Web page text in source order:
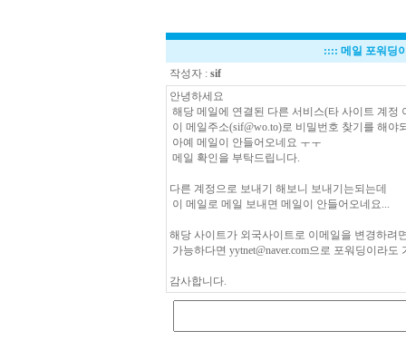
:::: 메일 포워딩
작성자 : sif
안녕하세요
해당 메일에 연결된 다른 서비스(타 사이트 계정
이 메일주소(sif@wo.to)로 비밀번호 찾기를 해야
아예 메일이 안들어오네요 ㅜㅜ
메일 확인을 부탁드립니다.
다른 계정으로 보내기 해보니 보내기는되는데
이 메일로 메일 보내면 메일이 안들어오네요...
해당 사이트가 외국사이트로 이메일을 변경하려
가능하다면 yytnet@naver.com으로 포워딩이라도
감사합니다.